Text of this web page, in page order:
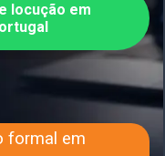
locução em
formal em